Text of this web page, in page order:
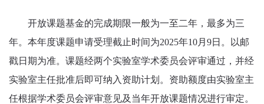
开放课题基金的完成期限一般为一至二年，最多为三
年。本年度课题申请受理截止时间为2025年10月9日。以邮
戳日期为准。课题经两个实验室学术委员会评审通过，并经
实验室主任批准后即可纳入资助计划。资助额度由实验室主
任根据学术委员会评审意见及当年开放课题情况进行审定。